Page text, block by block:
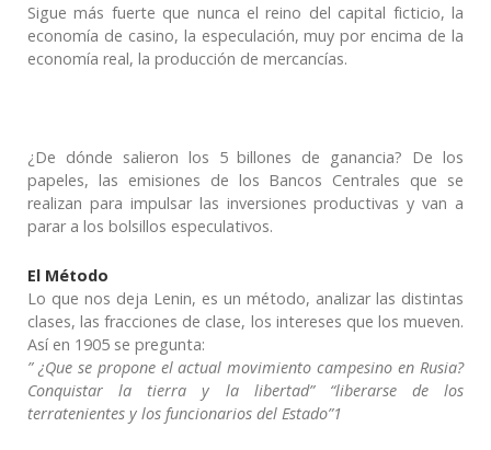
Sigue más fuerte que nunca el reino del capital ficticio, la
economía de casino, la especulación, muy por encima de la
economía real, la producción de mercancías.
¿De dónde salieron los 5 billones de ganancia? De los
papeles, las emisiones de los Bancos Centrales que se
realizan para impulsar las inversiones productivas y van a
parar a los bolsillos especulativos.
El Método
Lo que nos deja Lenin, es un método, analizar las distintas
clases, las fracciones de clase, los intereses que los mueven.
Así en 1905 se pregunta:
” ¿Que se propone el actual movimiento campesino en Rusia?
Conquistar la tierra y la libertad” “liberarse de los
terratenientes y los funcionarios del Estado”1